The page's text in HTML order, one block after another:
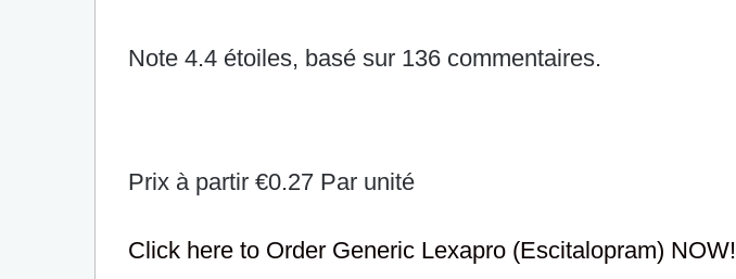
Note 4.4 étoiles, basé sur 136 commentaires.
Prix à partir €0.27 Par unité
Click here to Order Generic Lexapro (Escitalopram) NOW!